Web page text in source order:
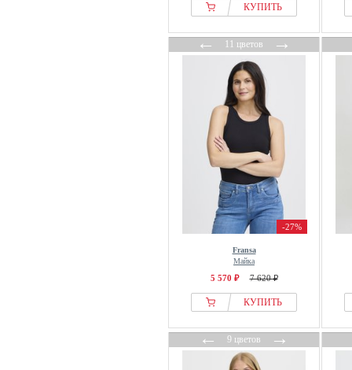
КУПИТЬ
←11 цветов→
-27%
Fransa
Майка
5 570 ₽ 7 620 ₽
КУПИТЬ
←9 цветов→